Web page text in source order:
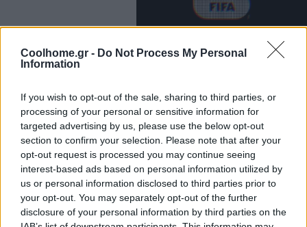
Coolhome.gr - Do Not Process My Personal
Information
If you wish to opt-out of the sale, sharing to third parties, or
processing of your personal or sensitive information for
targeted advertising by us, please use the below opt-out
section to confirm your selection. Please note that after your
opt-out request is processed you may continue seeing
interest-based ads based on personal information utilized by
us or personal information disclosed to third parties prior to
your opt-out. You may separately opt-out of the further
disclosure of your personal information by third parties on the